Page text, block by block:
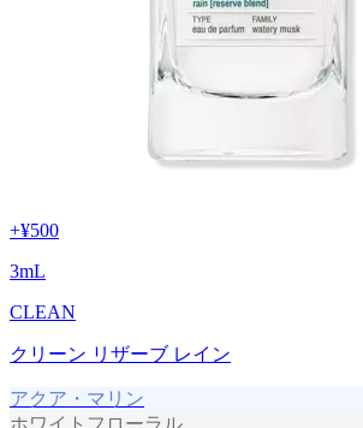
+¥500
3mL
CLEAN
クリーン リザーブ レイン
アクア・マリン
ホワイトフローラル